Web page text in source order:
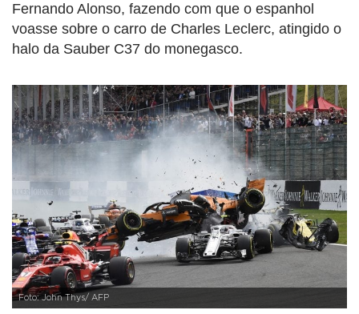
Fernando Alonso, fazendo com que o espanhol
voasse sobre o carro de Charles Leclerc, atingido o
halo da Sauber C37 do monegasco.
Foto: John Thys/ AFP